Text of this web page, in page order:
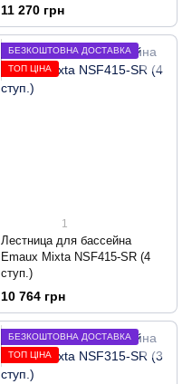
11 270 грн
БЕЗКОШТОВНА ДОСТАВКА
ТОП ЦІНА
1
Лестница для бассейна
Emaux Mixta NSF415-SR (4
ступ.)
10 764 грн
БЕЗКОШТОВНА ДОСТАВКА
ТОП ЦІНА